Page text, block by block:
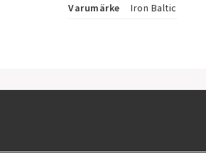
Varumärke
Iron Baltic